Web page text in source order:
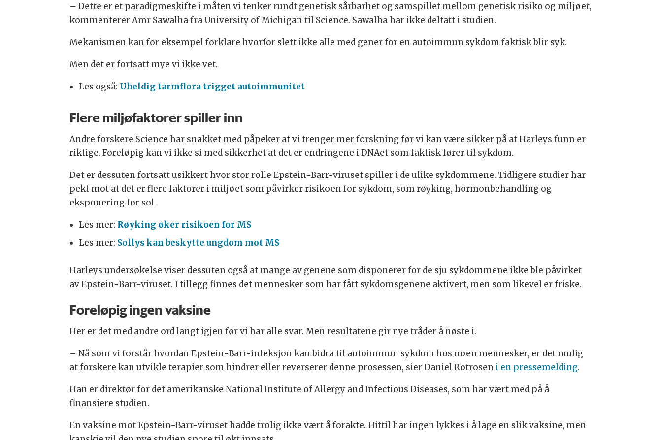
– Dette er et paradigmeskifte i måten vi tenker rundt genetisk sårbarhet og samspillet mellom genetisk risiko og miljøet,
kommenterer Amr Sawalha fra University of Michigan til Science. Sawalha har ikke deltatt i studien.
Mekanismen kan for eksempel forklare hvorfor slett ikke alle med gener for en autoimmun sykdom faktisk blir syk.
Men det er fortsatt mye vi ikke vet.
Les også: Uheldig tarmflora trigget autoimmunitet
Flere miljøfaktorer spiller inn
Andre forskere Science har snakket med påpeker at vi trenger mer forskning før vi kan være sikker på at Harleys funn er
riktige. Foreløpig kan vi ikke si med sikkerhet at det er endringene i DNAet som faktisk fører til sykdom.
Det er dessuten fortsatt usikkert hvor stor rolle Epstein-Barr-viruset spiller i de ulike sykdommene. Tidligere studier har
pekt mot at det er flere faktorer i miljøet som påvirker risikoen for sykdom, som røyking, hormonbehandling og
eksponering for sol.
Les mer: Røyking øker risikoen for MS
Les mer: Sollys kan beskytte ungdom mot MS
Harleys undersøkelse viser dessuten også at mange av genene som disponerer for de sju sykdommene ikke ble påvirket
av Epstein-Barr-viruset. I tillegg finnes det mennesker som har fått sykdomsgenene aktivert, men som likevel er friske.
Foreløpig ingen vaksine
Her er det med andre ord langt igjen før vi har alle svar. Men resultatene gir nye tråder å nøste i.
– Nå som vi forstår hvordan Epstein-Barr-infeksjon kan bidra til autoimmun sykdom hos noen mennesker, er det mulig
at forskere kan utvikle terapier som hindrer eller reverserer denne prosessen, sier Daniel Rotrosen i en pressemelding.
Han er direktør for det amerikanske National Institute of Allergy and Infectious Diseases, som har vært med på å
finansiere studien.
En vaksine mot Epstein-Barr-viruset hadde trolig ikke vært å forakte. Hittil har ingen lykkes i å lage en slik vaksine, men